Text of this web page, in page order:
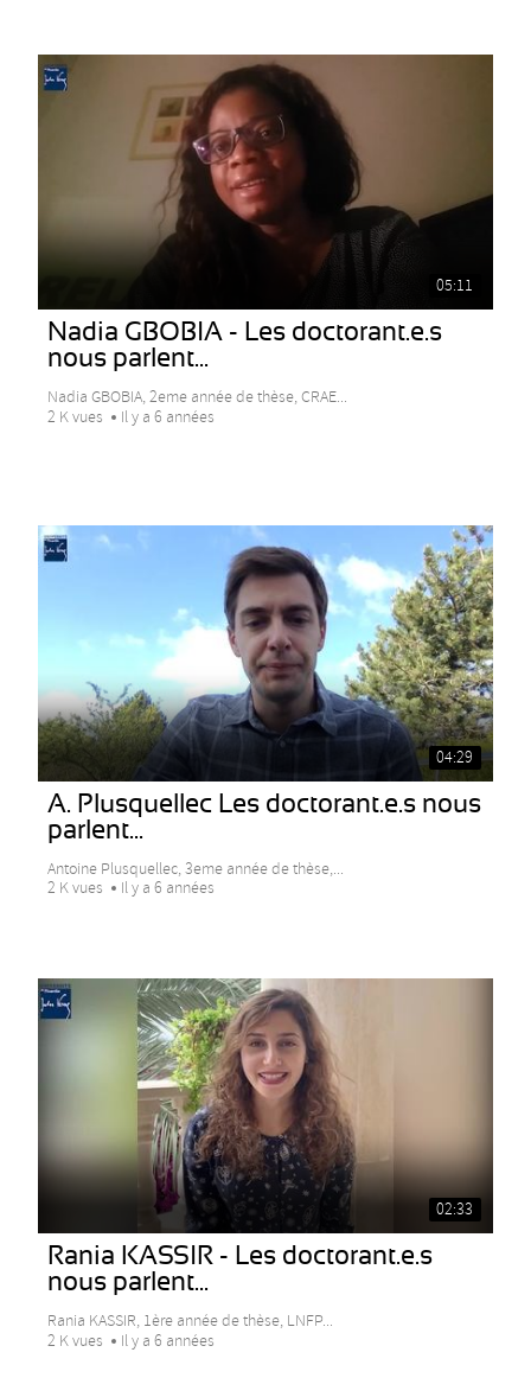
05:11
Nadia GBOBIA - Les doctorant.e.s
nous parlent...
Nadia GBOBIA, 2eme année de thèse, CRAE...
2 K vues
Il y a 6 années
04:29
A. Plusquellec Les doctorant.e.s nous
parlent...
Antoine Plusquellec, 3eme année de thèse,...
2 K vues
Il y a 6 années
02:33
Rania KASSIR - Les doctorant.e.s
nous parlent...
Rania KASSIR, 1ère année de thèse, LNFP...
2 K vues
Il y a 6 années